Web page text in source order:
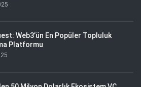
Web3’ün En Popüler Topluluk
Platformu